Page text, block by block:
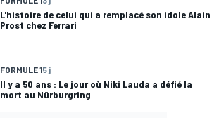
L'histoire de celui qui a remplacé son idole Alain
Prost chez Ferrari
FORMULE 15 j
Il y a 50 ans : Le jour où Niki Lauda a défié la
mort au Nürburgring